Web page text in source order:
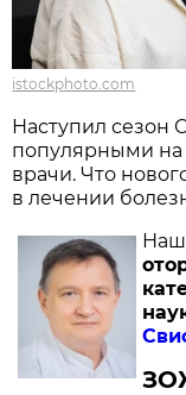
istockphoto.com
Наступил сезон
популярными на
врачи. Что
в лечении
Наш